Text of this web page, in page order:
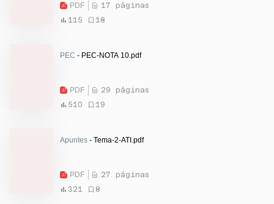
PDF
17 páginas
115
18
PEC - PEC-NOTA 10.pdf
PDF
29 páginas
510
19
Apuntes - Tema-2-ATI.pdf
PDF
27 páginas
321
8